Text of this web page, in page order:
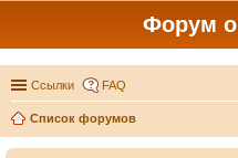
Форум о
Ссылки FAQ
Список форумов